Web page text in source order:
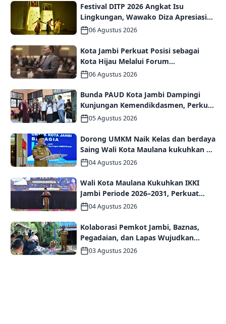
Festival DITP 2026 Angkat Isu
Lingkungan, Wawako Diza Apresiasi
Karya Seniman Jambi
06 Agustus 2026
Kota Jambi Perkuat Posisi sebagai
Kota Hijau Melalui Forum
Internasional IMT-GT GCMC 2026
06 Agustus 2026
Bunda PAUD Kota Jambi Dampingi
Kunjungan Kemendikdasmen, Perkuat
Kolaborasi Wujudkan PAUD
05 Agustus 2026
Dorong UMKM Naik Kelas dan berdaya
Saing Wali Kota Maulana kukuhkan 35
kelompok UMKM Binaan
04 Agustus 2026
Wali Kota Maulana Kukuhkan IKKI
Jambi Periode 2026–2031, Perkuat
Persaudaraan dan Kolaborasi dalam
04 Agustus 2026
Kolaborasi Pemkot Jambi, Baznas,
Pegadaian, dan Lapas Wujudkan
Rumah Layak Huni bagi Warga Kurang
03 Agustus 2026